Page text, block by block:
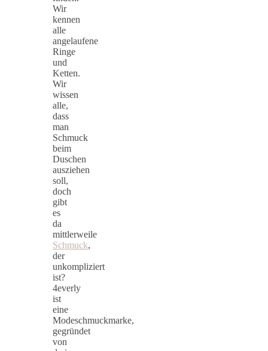
Wir
kennen
alle
angelaufene
Ringe
und
Ketten.
Wir
wissen
alle,
dass
man
Schmuck
beim
Duschen
ausziehen
soll,
doch
gibt
es
da
mittlerweile
Schmuck,
der
unkompliziert
ist?
4everly
ist
eine
Modeschmuckmarke,
gegründet
von